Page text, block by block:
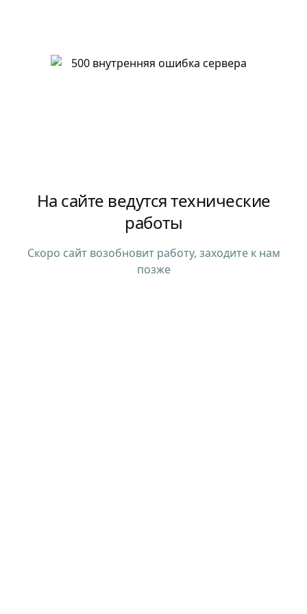
На сайте ведутся технические
работы
Скоро сайт возобновит работу, заходите к нам
позже